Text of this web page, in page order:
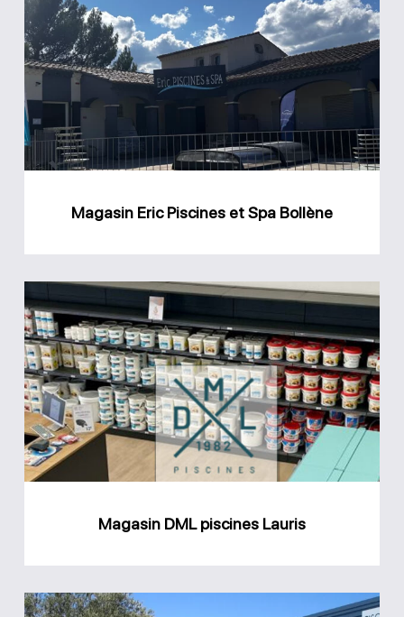
Eric
Piscines
et
Spa
Bollène
Magasin Eric Piscines et Spa Bollène
Magasin
DML
piscines
Lauris
Magasin DML piscines Lauris